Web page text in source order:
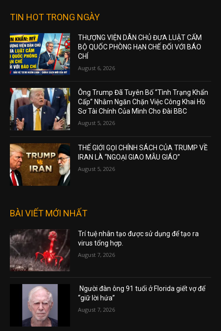
TIN HOT TRONG NGÀY
THƯỢNG VIỆN DÂN CHỦ ĐƯA LUẬT CẤM
BỘ QUỐC PHÒNG HẠN CHẾ ĐỐI VỚI BÁO
CHÍ
August 6, 2026
Ông Trump Đã Tuyên Bố “Tình Trạng Khẩn
Cấp” Nhằm Ngăn Chặn Việc Công Khai Hồ
Sơ Tài Chính Của Mình Cho Đài BBC
August 5, 2026
THẾ GIỚI GỌI CHÍNH SÁCH CỦA TRUMP VỀ
IRAN LÀ “NGOẠI GIAO MẪU GIÁO”
August 5, 2026
BÀI VIẾT MỚI NHẤT
Trí tuệ nhân tạo được sử dụng để tạo ra
virus tổng hợp.
August 7, 2026
Người đàn ông 91 tuổi ở Florida giết vợ để
“giữ lời hứa”
August 7, 2026